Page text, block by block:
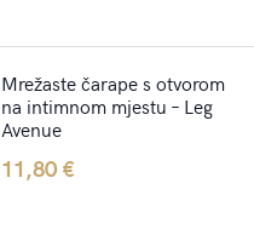
Mrežaste čarape s otvorom
na intimnom mjestu – Leg
Avenue
11,80€